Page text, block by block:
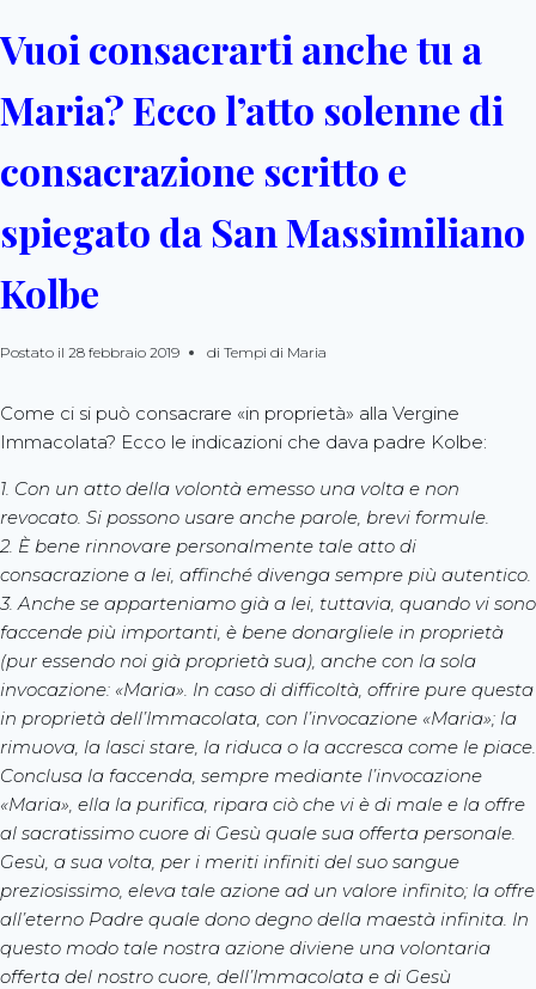
Vuoi consacrarti anche tu a
Maria? Ecco l’atto solenne di
consacrazione scritto e
spiegato da San Massimiliano
Kolbe
Postato il 28 febbraio 2019 di Tempi di Maria
Come ci si può consacrare «in proprietà» alla Vergine
Immacolata? Ecco le indicazioni che dava padre Kolbe:
1. Con un atto della volontà emesso una volta e non
revocato. Si possono usare anche parole, brevi formule.
2. È bene rinnovare personalmente tale atto di
consacrazione a lei, affinché divenga sempre più autentico.
3. Anche se apparteniamo già a lei, tuttavia, quando vi sono
faccende più importanti, è bene donargliele in proprietà
(pur essendo noi già proprietà sua), anche con la sola
invocazione: «Maria». In caso di difficoltà, offrire pure questa
in proprietà dell’Immacolata, con l’invocazione «Maria»; la
rimuova, la lasci stare, la riduca o la accresca come le piace.
Conclusa la faccenda, sempre mediante l’invocazione
«Maria», ella la purifica, ripara ciò che vi è di male e la offre
al sacratissimo cuore di Gesù quale sua offerta personale.
Gesù, a sua volta, per i meriti infiniti del suo sangue
preziosissimo, eleva tale azione ad un valore infinito; la offre
all’eterno Padre quale dono degno della maestà infinita. In
questo modo tale nostra azione diviene una volontaria
offerta del nostro cuore, dell’Immacolata e di Gesù